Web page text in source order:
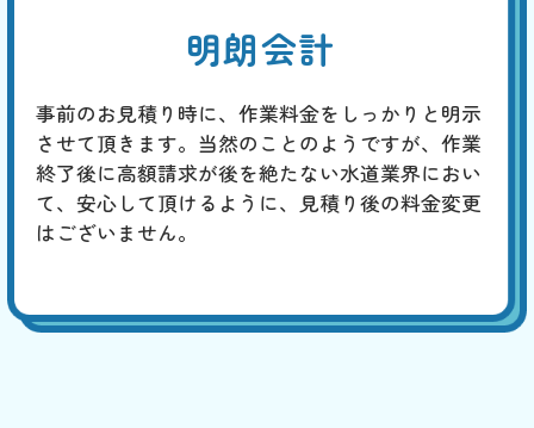
明朗会計
事前のお見積り時に、作業料金をしっかりと明示
させて頂きます。当然のことのようですが、作業
終了後に高額請求が後を絶たない水道業界におい
て、安心して頂けるように、見積り後の料金変更
はございません。